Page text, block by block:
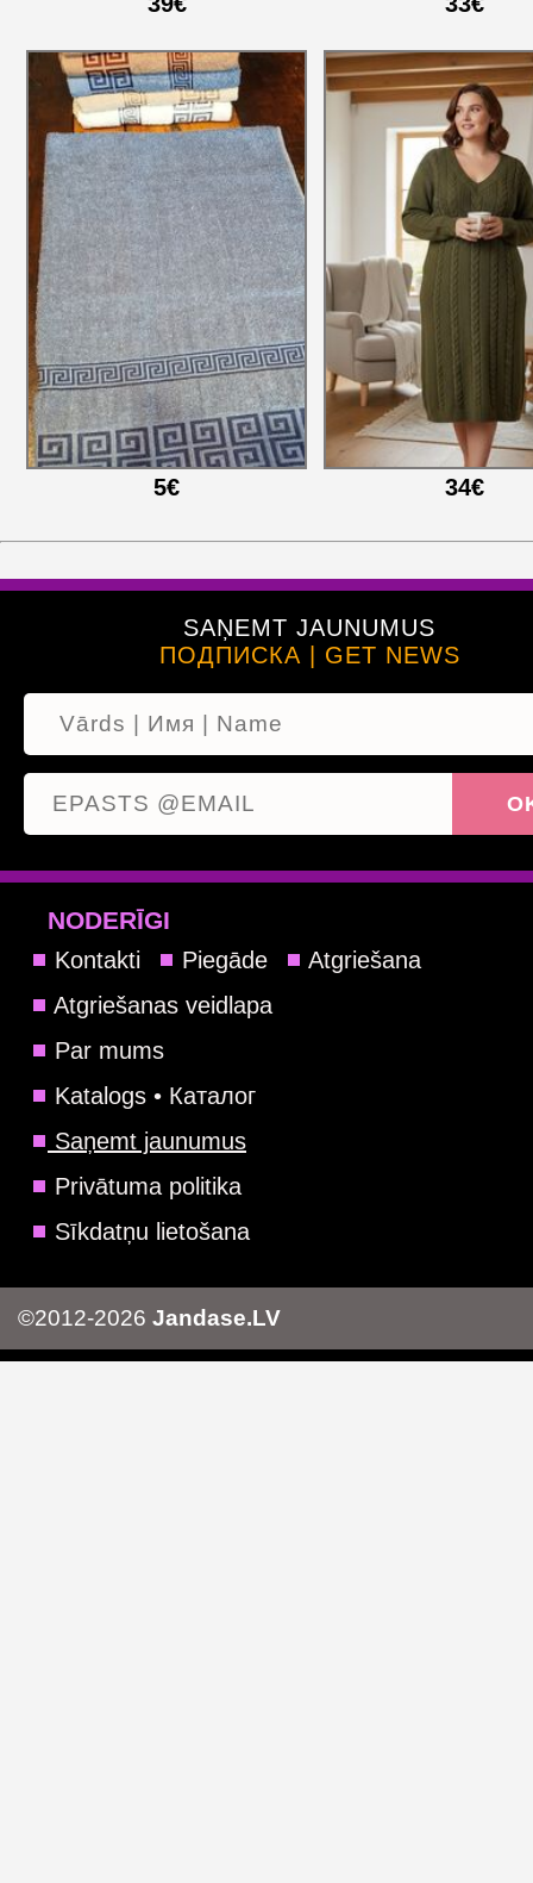
5€ 34€
SAŅEMT JAUNUMUS
ПОДПИСКА | GET NEWS
NODERĪGI
Kontakti Piegāde
Atgriešana
Atgriešanas veidlapa
Par mums
Katalogs • Каталог
Saņemt jaunumus
Privātuma politika
Sīkdatņu lietošana
©2012-2026 Jandase.LV